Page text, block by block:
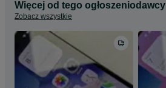
Więcej od tego ogłoszeniodawcy
Zobacz wszystkie